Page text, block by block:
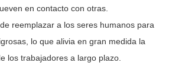
en contacto con otras.
reemplazar a los seres humanos para
lo que alivia en gran medida la
los trabajadores a largo plazo.